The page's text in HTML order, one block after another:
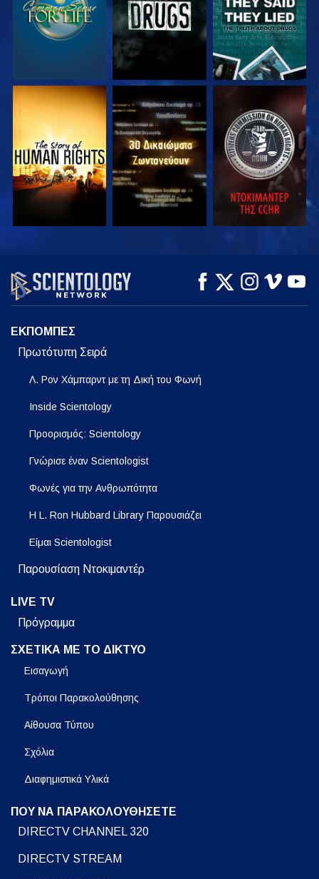
ΠΑΡΑΚΟΛΟΥΘΗΣΤΕ ΠΑΡΑΚΟΛΟΥΘΗΣΤΕ ΠΑΡΑΚΟΛΟΥΘΗΣΤΕ
ΠΑΡΑΚΟΛΟΥΘΗΣΤΕ ΠΑΡΑΚΟΛΟΥΘΗΣΤΕ
ΕΞΕΡΕΥΝΗΣΤΕ ΤΗ
ΣΕΙΡΑ
ΕΚΠΟΜΠΕΣ
Πρωτότυπη Σειρά
Λ. Ρον Χάμπαρντ με τη Δική του Φωνή
Inside Scientology
Προορισμός: Scientology
Γνώρισε έναν Scientologist
Φωνές για την Ανθρωπότητα
Η L. Ron Hubbard Library Παρουσιάζει
Είμαι Scientologist
Παρουσίαση Ντοκιμαντέρ
LIVE TV
Πρόγραμμα
ΣΧΕΤΙΚΑ ΜΕ ΤΟ ΔΙΚΤΥΟ
Εισαγωγή
Τρόποι Παρακολούθησης
Αίθουσα Τύπου
Σχόλια
Διαφημιστικά Υλικά
ΠΟΥ ΝΑ ΠΑΡΑΚΟΛΟΥΘΗΣΕΤΕ
DIRECTV CHANNEL 320
DIRECTV STREAM